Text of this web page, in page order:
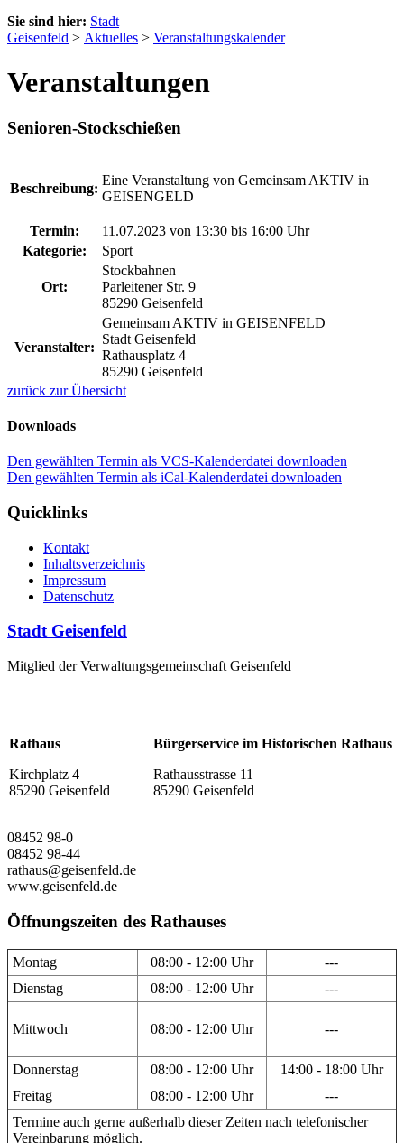
Sie sind hier: Stadt
Geisenfeld > Aktuelles > Veranstaltungskalender
Veranstaltungen
Senioren-Stockschießen
Beschreibung:
Eine Veranstaltung von Gemeinsam AKTIV in
GEISENGELD
Termin: 11.07.2023 von 13:30 bis 16:00 Uhr
Kategorie:
Sport
Ort:
Stockbahnen
Parleitener Str. 9
85290 Geisenfeld
Veranstalter:
Gemeinsam AKTIV in GEISENFELD
Stadt Geisenfeld
Rathausplatz 4
85290 Geisenfeld
zurück zur Übersicht
Downloads
Den gewählten Termin als VCS-Kalenderdatei downloaden
Den gewählten Termin als iCal-Kalenderdatei downloaden
Quicklinks
Kontakt
Inhaltsverzeichnis
Impressum
Datenschutz
Stadt Geisenfeld
Mitglied der Verwaltungsgemeinschaft Geisenfeld
Rathaus
Kirchplatz 4
85290 Geisenfeld
Bürgerservice im Historischen Rathaus
Rathausstrasse 11
85290 Geisenfeld
08452 98-0
08452 98-44
rathaus@geisenfeld.de
www.geisenfeld.de
Öffnungszeiten des Rathauses
Montag 08:00 - 12:00 Uhr
---
Dienstag
08:00 - 12:00 Uhr ---
Mittwoch 08:00 - 12:00 Uhr ---
Donnerstag 08:00 - 12:00 Uhr
14:00 - 18:00 Uhr
Freitag
08:00 - 12:00 Uhr
---
Termine auch gerne außerhalb dieser Zeiten nach telefonischer
Vereinbarung möglich.